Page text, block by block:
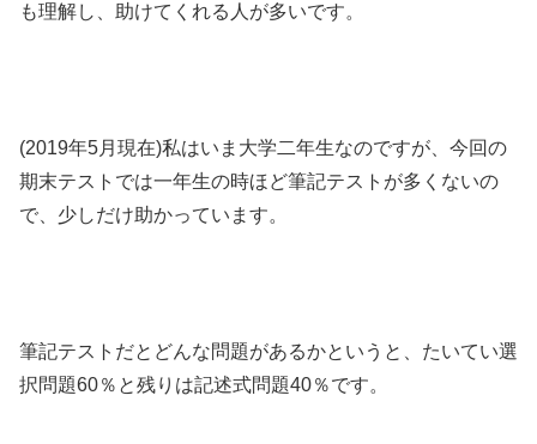
も理解し、助けてくれる人が多いです。
(2019年5月現在)私はいま大学二年生なのですが、今回の
期末テストでは一年生の時ほど筆記テストが多くないの
で、少しだけ助かっています。
筆記テストだとどんな問題があるかというと、たいてい選
択問題60％と残りは記述式問題40％です。